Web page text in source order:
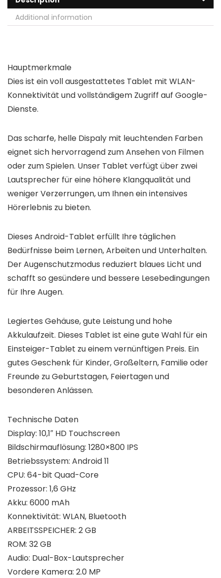
Additional information
Hauptmerkmale
Dies ist ein voll ausgestattetes Tablet mit WLAN-
Konnektivität und vollständigem Zugriff auf Google-
Dienste.
Das scharfe, helle Dispaly mit leuchtenden Farben
eignet sich hervorragend zum Ansehen von Filmen
oder zum Spielen. Unser Tablet verfügt über zwei
Lautsprecher für eine höhere Klangqualität und
weniger Verzerrungen, um Ihnen ein intensives
Hörerlebnis zu bieten.
Dieses Android-Tablet erfüllt Ihre täglichen
Bedürfnisse beim Lernen, Arbeiten und Unterhalten.
Der Augenschutzmodus reduziert blaues Licht und
schafft so gesündere und bessere Lesebedingungen
für Ihre Augen.
Legiertes Gehäuse, gute Leistung und hohe
Akkulaufzeit. Dieses Tablet ist eine gute Wahl für ein
Einsteiger-Tablet zu einem vernünftigen Preis. Ein
gutes Geschenk für Kinder, Großeltern, Familie oder
Freunde zu Geburtstagen, Feiertagen und
besonderen Anlässen.
Technische Daten
Display: 10,1″ HD Touchscreen
Bildschirmauflösung: 1280×800 IPS
Betriebssystem: Android 11
CPU: 64-bit Quad-Core
Prozessor: 1,6 GHz
Akku: 6000 mAh
Konnektivität: WLAN, Bluetooth
ARBEITSSPEICHER: 2 GB
ROM: 32 GB
Audio: Dual-Box-Lautsprecher
Vordere Kamera: 2.0 MP